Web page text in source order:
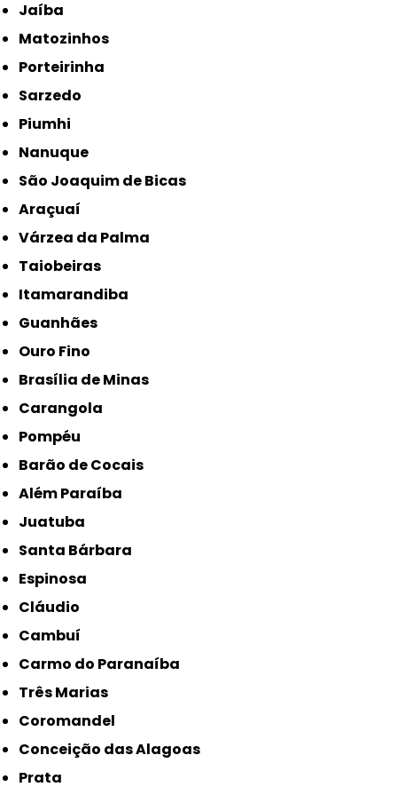
Jaíba
Matozinhos
Porteirinha
Sarzedo
Piumhi
Nanuque
São Joaquim de Bicas
Araçuaí
Várzea da Palma
Taiobeiras
Itamarandiba
Guanhães
Ouro Fino
Brasília de Minas
Carangola
Pompéu
Barão de Cocais
Além Paraíba
Juatuba
Santa Bárbara
Espinosa
Cláudio
Cambuí
Carmo do Paranaíba
Três Marias
Coromandel
Conceição das Alagoas
Prata